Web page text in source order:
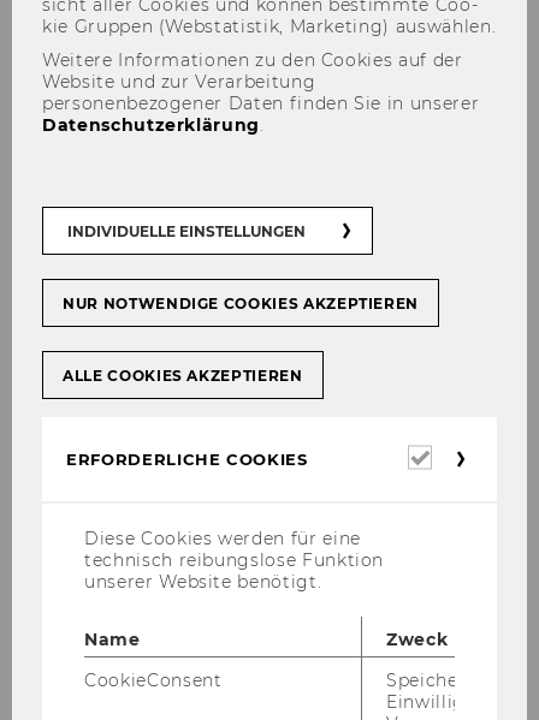
lich!
Au­to­ge­nes Trai­ning
er­gie ab, so­dass wir uns er­schöpft oder sogar
über­for­dert füh­len. Nicht sel­ten gehen damit
ler­nen, aus­ge­gli­che­ner zu wer­den und in her­
aus­for­dern­den Pha­sen das rich­ti­ge Werk­zeug
parat zu haben, bie­ten wir se­mes­ter­wei­se ein
Trai­ning zum Thema „Au­to­ge­nes Trai­ning“ an.
Thema
kie Grup­pen (Web­sta­tis­tik, Mar­ke­ting) aus­wäh­len.
Weitere Informationen zu den Cookies auf der
Website und zur Verarbeitung
personenbezogener Daten finden Sie in unserer
Datenschutzerklärung
INDIVIDUELLE EINSTELLUNGEN
NUR NOTWENDIGE COOKIES AKZEPTIEREN
ALLE COOKIES AKZEPTIEREN
ERFORDERLICHE COOKIES
Diese Cookies werden für eine
technisch reibungslose Funktion
unserer Website benötigt.
Name
Zweck
CookieConsent
Speichert Ihre
Einwilligung zur